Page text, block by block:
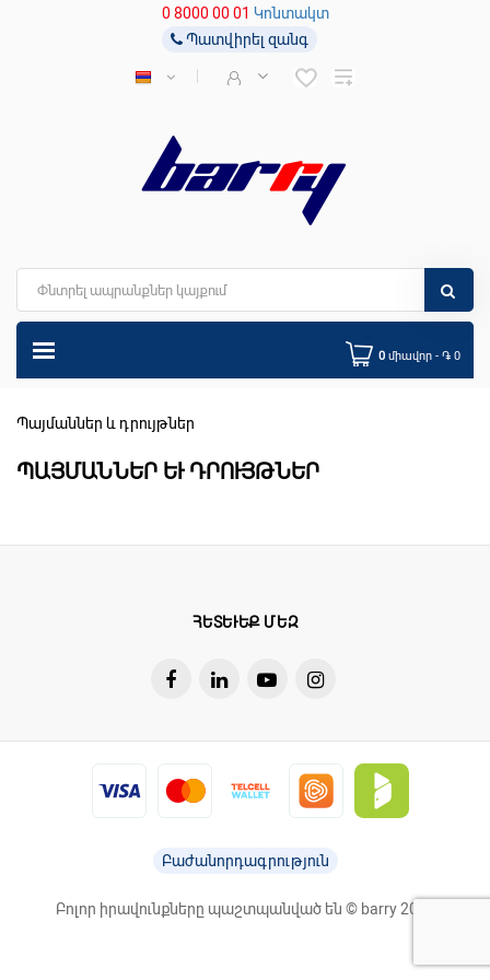
0 8000 00 01 Կոնտակտ
Պատվիրել զանգ
0 միավոր - ֏ 0
Պայմաններ և դրույթներ
ՊԱՅՄԱՆՆԵՐ ԵՒ ԴՐՈՒՅԹՆԵՐ
ՀԵՏԵՒԵՔ ՄԵԶ
Բաժանորդագրություն
Բոլոր իրավունքները պաշտպանված են © barry 2026